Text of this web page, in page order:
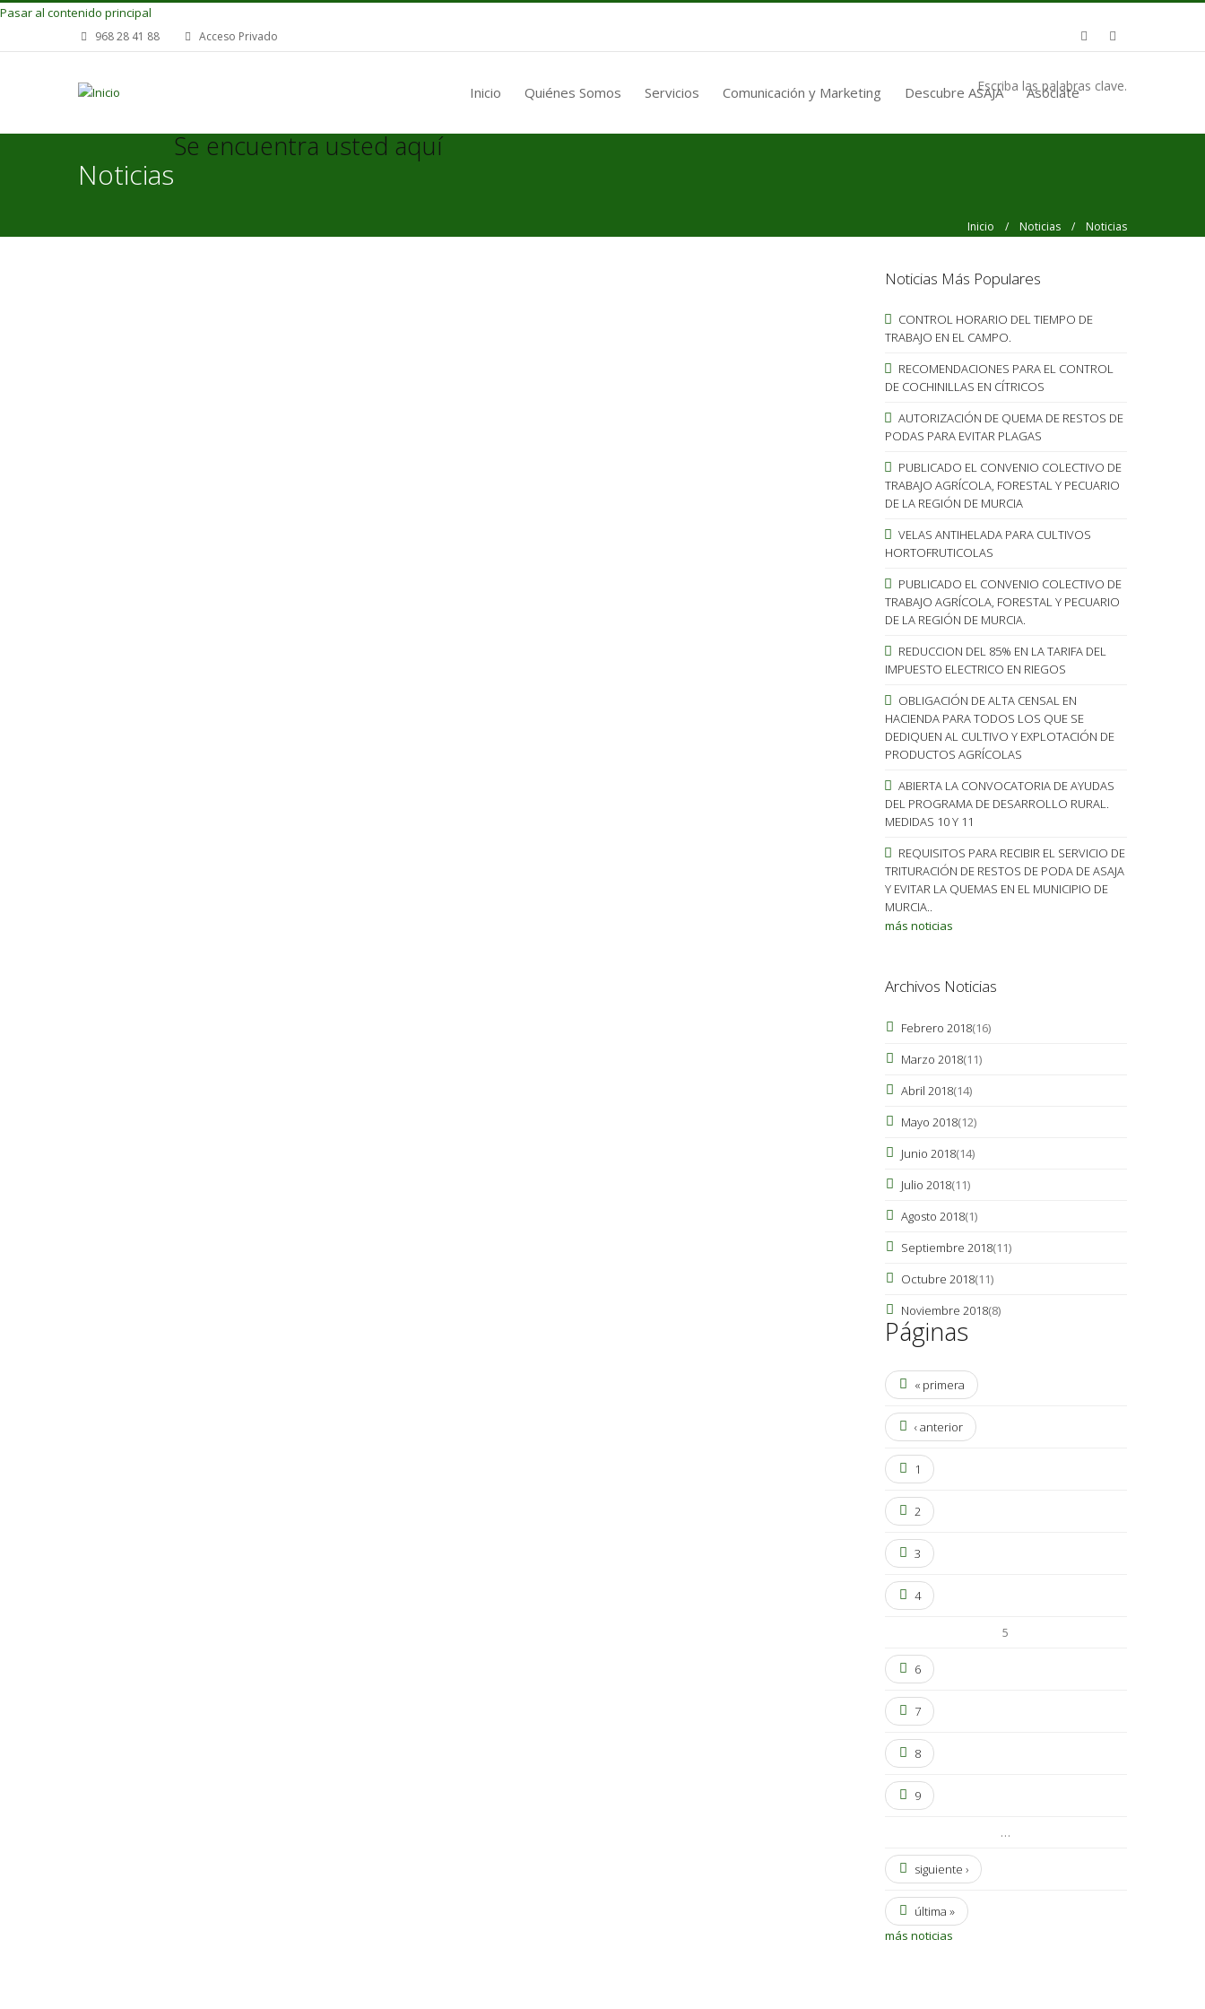
Pasar al contenido principal
968 28 41 88 Acceso Privado
Inicio Quiénes Somos Servicios Comunicación y Marketing Descubre ASAJA Asóciate
Escriba las palabras clave.
Noticias
Se encuentra usted aquí
Inicio / Noticias / Noticias
Noticias Más Populares
CONTROL HORARIO DEL TIEMPO DE
TRABAJO EN EL CAMPO.
RECOMENDACIONES PARA EL CONTROL
DE COCHINILLAS EN CÍTRICOS
AUTORIZACIÓN DE QUEMA DE RESTOS DE
PODAS PARA EVITAR PLAGAS
PUBLICADO EL CONVENIO COLECTIVO DE
TRABAJO AGRÍCOLA, FORESTAL Y PECUARIO
DE LA REGIÓN DE MURCIA
VELAS ANTIHELADA PARA CULTIVOS
HORTOFRUTICOLAS
PUBLICADO EL CONVENIO COLECTIVO DE
TRABAJO AGRÍCOLA, FORESTAL Y PECUARIO
DE LA REGIÓN DE MURCIA.
REDUCCION DEL 85% EN LA TARIFA DEL
IMPUESTO ELECTRICO EN RIEGOS
OBLIGACIÓN DE ALTA CENSAL EN
HACIENDA PARA TODOS LOS QUE SE
DEDIQUEN AL CULTIVO Y EXPLOTACIÓN DE
PRODUCTOS AGRÍCOLAS
ABIERTA LA CONVOCATORIA DE AYUDAS
DEL PROGRAMA DE DESARROLLO RURAL.
MEDIDAS 10 Y 11
REQUISITOS PARA RECIBIR EL SERVICIO DE
TRITURACIÓN DE RESTOS DE PODA DE ASAJA
Y EVITAR LA QUEMAS EN EL MUNICIPIO DE
MURCIA..
más noticias
Archivos Noticias
Febrero 2018(16)
Marzo 2018(11)
Abril 2018(14)
Mayo 2018(12)
Junio 2018(14)
Julio 2018(11)
Agosto 2018(1)
Septiembre 2018(11)
Octubre 2018(11)
Noviembre 2018(8)
Páginas
« primera
‹ anterior
1
2
3
4
5
6
7
8
9
…
siguiente ›
última »
más noticias